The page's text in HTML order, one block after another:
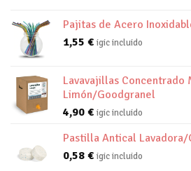
Pajitas de Acero
1,55 € igic incluido
Lavavajillas Concentrado
Limón/Goodgranel
4,90 € igic incluido
Pastilla Antical
0,58 € igic incluido